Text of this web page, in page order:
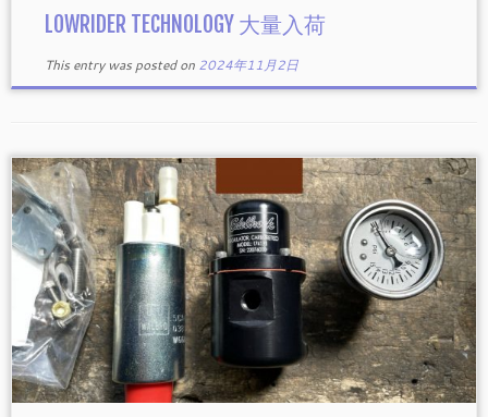
LOWRIDER TECHNOLOGY 大量入荷
This entry was posted on 2024年11月2日